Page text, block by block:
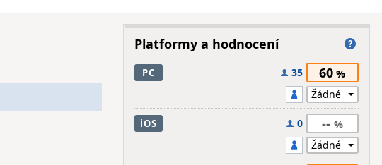
Platformy a hodnocení
PC 35 60
iOS 0 --